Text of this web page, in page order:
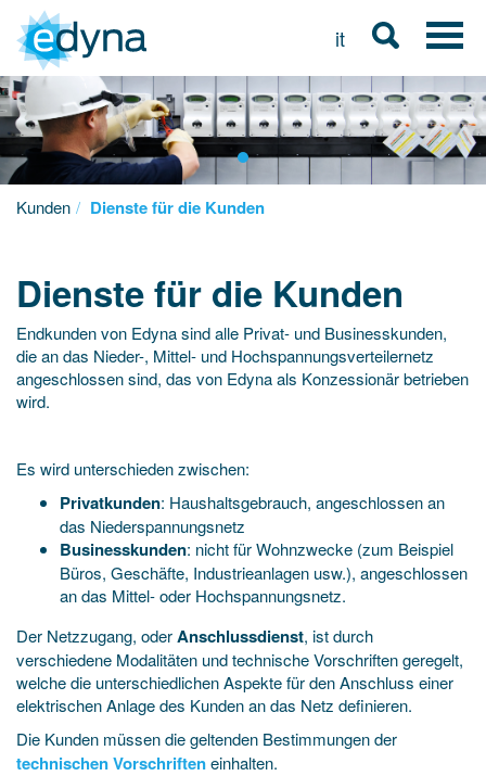
it
Kunden Dienste für die Kunden
Dienste für die Kunden
Endkunden von Edyna sind alle Privat- und Businesskunden,
die an das Nieder-, Mittel- und Hochspannungsverteilernetz
angeschlossen sind, das von Edyna als Konzessionär betrieben
wird.
Es wird unterschieden zwischen:
Privatkunden: Haushaltsgebrauch, angeschlossen an
das Niederspannungsnetz
Businesskunden: nicht für Wohnzwecke (zum Beispiel
Büros, Geschäfte, Industrieanlagen usw.), angeschlossen
an das Mittel- oder Hochspannungsnetz.
Der Netzzugang, oderAnschlussdienst, ist durch
verschiedene Modalitäten und technische Vorschriften geregelt,
welche die unterschiedlichen Aspekte für den Anschluss einer
elektrischen Anlage des Kunden an das Netz definieren.
Die Kunden müssen die geltenden Bestimmungen der
technischen Vorschrifteneinhalten.